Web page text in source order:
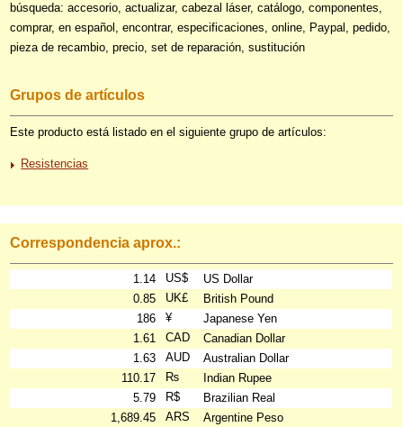
búsqueda: accesorio, actualizar, cabezal láser, catálogo, componentes,
comprar, en español, encontrar, especificaciones, online, Paypal, pedido,
pieza de recambio, precio, set de reparación, sustitución
Grupos de artículos
Este producto está listado en el siguiente grupo de artículos:
Resistencias
Correspondencia aprox.:
1.14 US$
US Dollar
0.85
UK£
British Pound
186
¥
Japanese Yen
1.61
CAD
Canadian Dollar
1.63
AUD
Australian Dollar
110.17
₨
Indian Rupee
5.79
R$
Brazilian Real
1,689.45
ARS
Argentine Peso